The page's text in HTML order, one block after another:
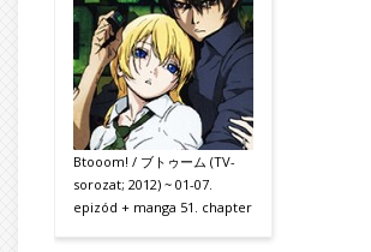
Btooom! / ブトゥーム (TV-
sorozat; 2012) ~ 01-07.
epizód + manga 51. chapter